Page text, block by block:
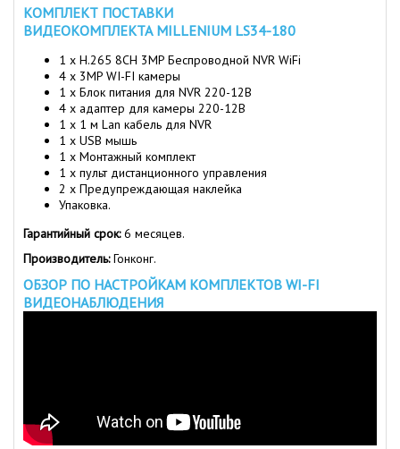
КОМПЛЕКТ ПОСТАВКИ
ВИДЕОКОМПЛЕКТА MILLENIUM LS34-180
1 х H.265 8CH 3MP Беспроводной NVR WiFi
4 x 3MP WI-FI камеры
1 x Блок питания для NVR 220-12B
4 x адаптер для камеры 220-12B
1 x 1 м Lan кабель для NVR
1 х USB мышь
1 x Монтажный комплект
1 х пульт дистанционного управления
2 x Предупреждающая наклейка
Упаковка.
Гарантийный срок:6 месяцев.
Производитель: Гонконг.
ОБЗОР ПО НАСТРОЙКАМ КОМПЛЕКТОВ WI-FI
ВИДЕОНАБЛЮДЕНИЯ